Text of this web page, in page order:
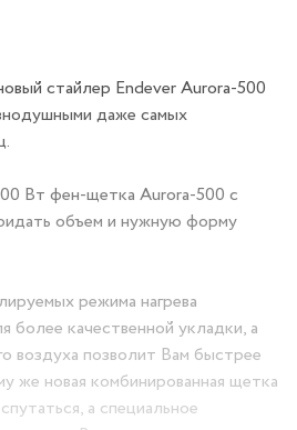
стайлер Endever Aurora-500
даже самых
Вт фен-щетка Aurora-500 с
объем и нужную форму
режима нагрева
более качественной укладки, а
воздуха позволит Вам быстрее
же новая комбинированная щетка
а специальное